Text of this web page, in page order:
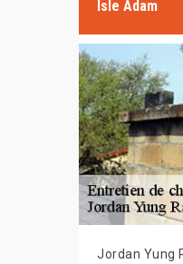
Isle Adam
Jordan Yung